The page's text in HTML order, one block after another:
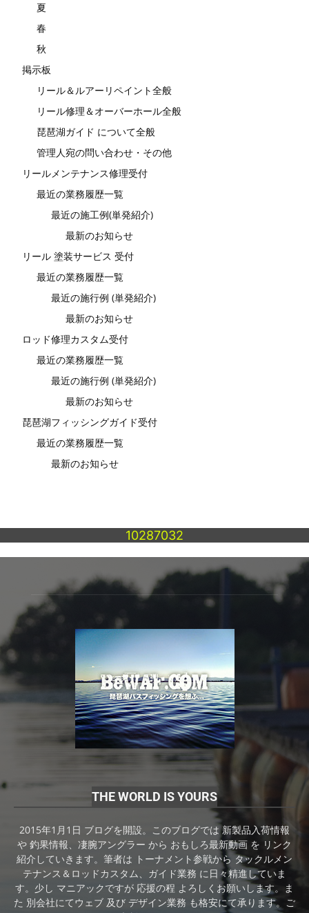
夏
春
秋
掲示板
リール＆ルアーリペイント全般
リール修理＆オーバーホール全般
琵琶湖ガイド について全般
管理人宛の問い合わせ・その他
リールメンテナンス修理受付
最近の業務履歴一覧
最近の施工例(単発紹介)
最新のお知らせ
リール 塗装サービス 受付
最近の業務履歴一覧
最近の施行例 (単発紹介)
最新のお知らせ
ロッド修理カスタム受付
最近の業務履歴一覧
最近の施行例 (単発紹介)
最新のお知らせ
琵琶湖フィッシングガイド受付
最近の業務履歴一覧
最新のお知らせ
10287032
THE WORLD IS YOURS
2015年1月1日 ブログを開設。このブログでは 新製品入荷情報
や 釣果情報、凄腕アングラー から おもしろ最新動画 を リンク
紹介していきます。筆者は トーナメント参戦から タックルメン
テナンス＆ロッドカスタム、ガイド業務 に日々精進していま
す。少し マニアックですが 応援の程 よろしくお願いします。ま
た 別会社にてウェブ 及び デザイン業務 も格安にて承ります。ご